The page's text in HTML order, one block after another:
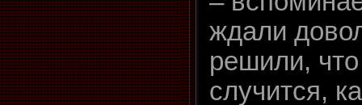
ждали
решили,
случится,